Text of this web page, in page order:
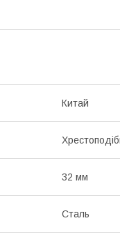
Китай
32 мм
Сталь